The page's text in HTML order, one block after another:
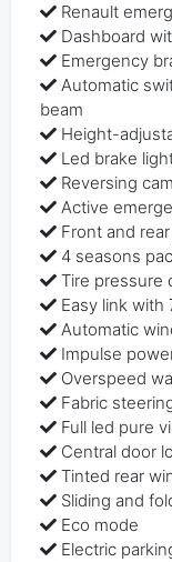
Renault
Dashboard
Emergency
Automatic
beam
Height-
Led brake
Reversing
Active
Front and
4 seasons
Tire pressure
Easy link
Automatic
Impulse
Overspeed
Fabric
Full led pure
Central door
Tinted rear
Sliding and
Eco mode
Electric